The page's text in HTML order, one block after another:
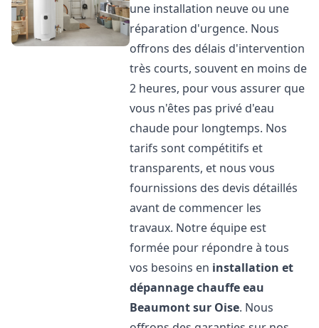
une installation neuve ou une
réparation d'urgence. Nous
offrons des délais d'intervention
très courts, souvent en moins de
2 heures, pour vous assurer que
vous n'êtes pas privé d'eau
chaude pour longtemps. Nos
tarifs sont compétitifs et
transparents, et nous vous
fournissions des devis détaillés
avant de commencer les
travaux. Notre équipe est
formée pour répondre à tous
vos besoins en installation et
dépannage chauffe eau
Beaumont sur Oise. Nous